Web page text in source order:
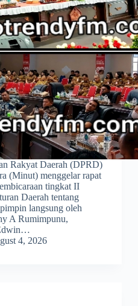
Rakyat Daerah (DPRD)
(Minut) menggelar rapat
tingkat II
Daerah tentang
langsung oleh
A Rumimpunu,
4, 2026